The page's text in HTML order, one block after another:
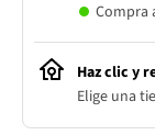
Compra
Haz clic y
Elige una